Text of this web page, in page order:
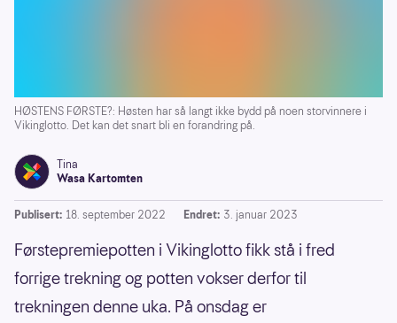
HØSTENS FØRSTE?: Høsten har så langt ikke bydd på noen storvinnere i
Vikinglotto. Det kan det snart bli en forandring på.
Tina
Wasa Kartomten
Publisert: 18. september 2022 Endret: 3. januar 2023
Førstepremiepotten i Vikinglotto fikk stå i fred
forrige trekning og potten vokser derfor til
trekningen denne uka. På onsdag er